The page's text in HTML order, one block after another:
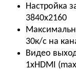
Настройка
3840х2160
30к/с на
Видео
1xHDMI